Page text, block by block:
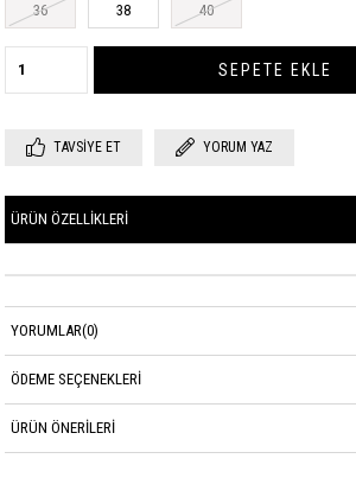
36 38 40
TAVSIYE ET YORUM YAZ
ÜRÜN ÖZELLIKLERI
YORUMLAR(0)
ÖDEME SEÇENEKLERI
ÜRÜN ÖNERILERI